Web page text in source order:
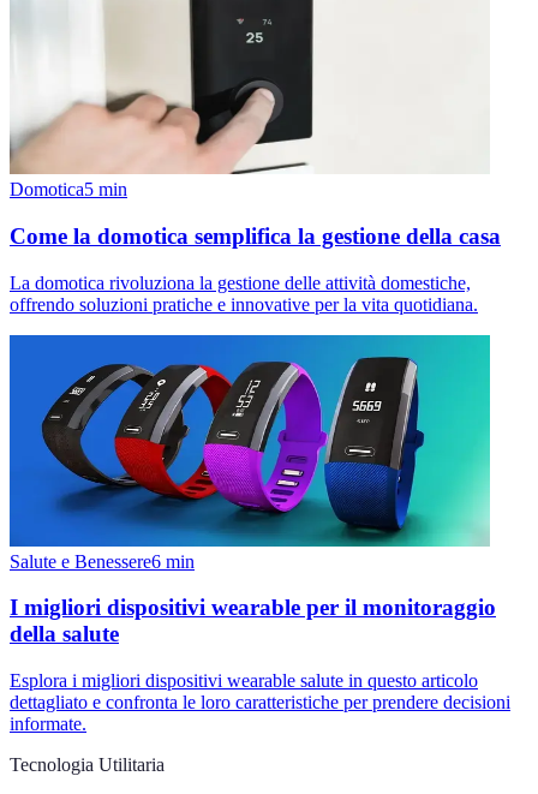
Domotica5 min
Come la domotica semplifica la gestione della casa
La domotica rivoluziona la gestione delle attività domestiche,
offrendo soluzioni pratiche e innovative per la vita quotidiana.
Salute e Benessere6 min
I migliori dispositivi wearable per il monitoraggio
della salute
Esplora i migliori dispositivi wearable salute in questo articolo
dettagliato e confronta le loro caratteristiche per prendere decisioni
informate.
Tecnologia Utilitaria